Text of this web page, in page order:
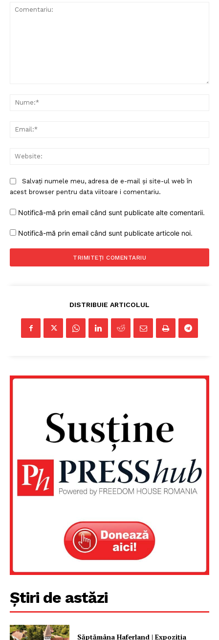
Salvați numele meu, adresa de e-mail și site-ul web în
acest browser pentru data viitoare i comentariu.
Notifică-mă prin email când sunt publicate alte comentarii.
Notifică-mă prin email când sunt publicate articole noi.
DISTRIBUIE ARTICOLUL
Știri de astăzi
Săptămâna Haferland | Expoziţia